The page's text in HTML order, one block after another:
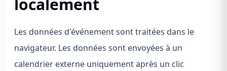
localement
Les données d'événement sont traitées dans le
navigateur. Les données sont envoyées à un
calendrier externe uniquement après un clic